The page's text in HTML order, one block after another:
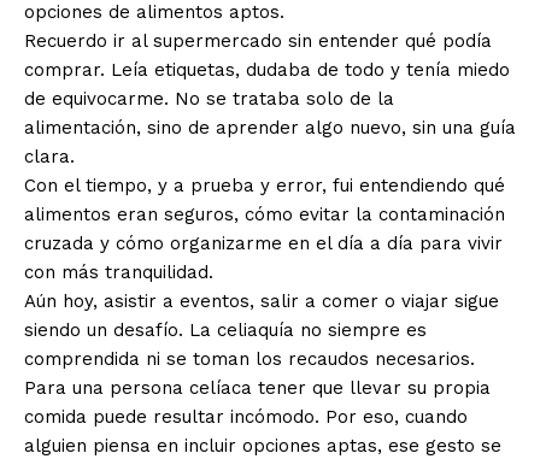
opciones de alimentos aptos.
Recuerdo ir al supermercado sin entender qué podía
comprar. Leía etiquetas, dudaba de todo y tenía miedo
de equivocarme. No se trataba solo de la
alimentación, sino de aprender algo nuevo, sin una guía
clara.
Con el tiempo, y a prueba y error, fui entendiendo qué
alimentos eran seguros, cómo evitar la contaminación
cruzada y cómo organizarme en el día a día para vivir
con más tranquilidad.
Aún hoy, asistir a eventos, salir a comer o viajar sigue
siendo un desafío. La celiaquía no siempre es
comprendida ni se toman los recaudos necesarios.
Para una persona celíaca tener que llevar su propia
comida puede resultar incómodo. Por eso, cuando
alguien piensa en incluir opciones aptas, ese gesto se